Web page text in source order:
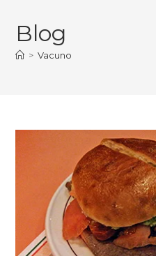
Blog
> Vacuno